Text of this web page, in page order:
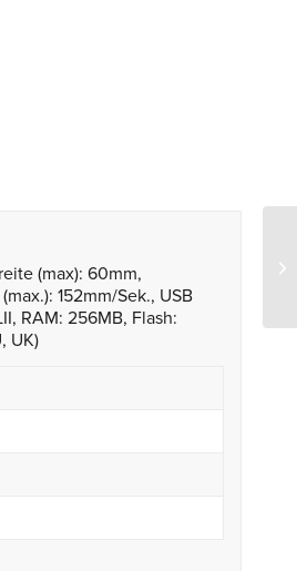
(max): 60mm,
152mm/Sek., USB
RAM: 256MB, Flash:
UK)